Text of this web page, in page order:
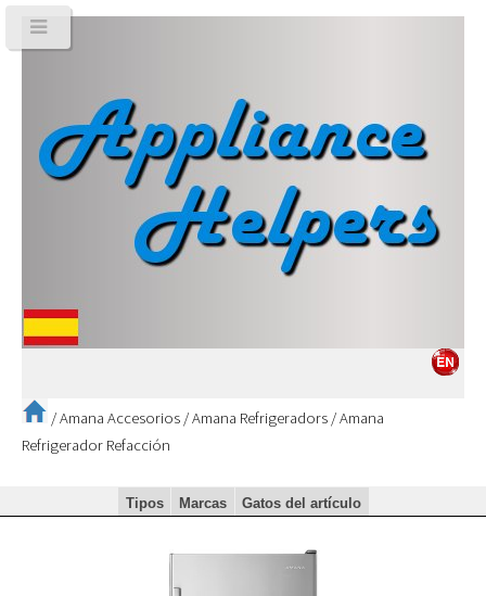
/Amana Accesorios /Amana Refrigeradors /Amana
Refrigerador Refacción
Tipos Marcas Gatos del artículo